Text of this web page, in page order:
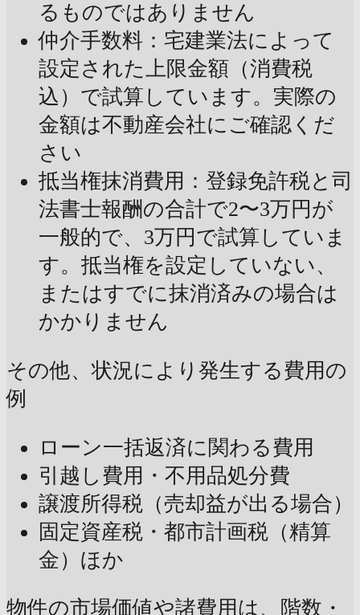
るものではありません
仲介手数料：宅建業法によって
設定された上限金額（消費税
込）で試算しています。実際の
金額は不動産会社にご確認くだ
さい
抵当権抹消費用：登録免許税と司
法書士報酬の合計で2〜3万円が
一般的で、3万円で試算していま
す。抵当権を設定していない、
またはすでに抹消済みの場合は
かかりません
その他、状況により発生する費用の
例
ローン一括返済に関わる費用
引越し費用・不用品処分費
譲渡所得税（売却益が出る場合）
固定資産税・都市計画税（精算
金）ほか
物件の市場価値や諸費用は、階数・